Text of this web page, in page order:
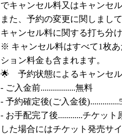
でキャンセル料又はキャンセ
また、予約の変更に関しまし
キャンセル料に関する打ち分
※ キャンセル料はすべて1枚
ション料金も含まれます。
🌟 予約状態によるキャンセ
- ご入金前.................無料
- 予約確定後(ご入金後
- お手配完了後............チケッ
した場合にはチケット発売サ